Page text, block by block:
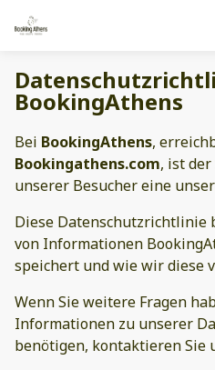
BookingAthens
Bei BookingAthens,
Bookingathens.com, ist
unserer Besucher eine
Diese Datenschutzrichtlinie
von Informationen
speichert und wie wir diese
Wenn Sie weitere Fragen
Informationen zu unserer
benötigen, kontaktieren Sie